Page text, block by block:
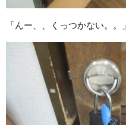
「んー、、くっつかない。。」